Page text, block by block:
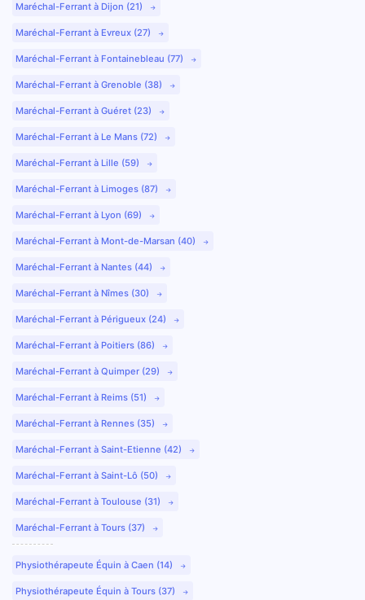
Maréchal-Ferrant à Dijon (21)
Maréchal-Ferrant à Evreux (27)
Maréchal-Ferrant à Fontainebleau (77)
Maréchal-Ferrant à Grenoble (38)
Maréchal-Ferrant à Guéret (23)
Maréchal-Ferrant à Le Mans (72)
Maréchal-Ferrant à Lille (59)
Maréchal-Ferrant à Limoges (87)
Maréchal-Ferrant à Lyon (69)
Maréchal-Ferrant à Mont-de-Marsan (40)
Maréchal-Ferrant à Nantes (44)
Maréchal-Ferrant à Nîmes (30)
Maréchal-Ferrant à Périgueux (24)
Maréchal-Ferrant à Poitiers (86)
Maréchal-Ferrant à Quimper (29)
Maréchal-Ferrant à Reims (51)
Maréchal-Ferrant à Rennes (35)
Maréchal-Ferrant à Saint-Etienne (42)
Maréchal-Ferrant à Saint-Lô (50)
Maréchal-Ferrant à Toulouse (31)
Maréchal-Ferrant à Tours (37)
Physiothérapeute Équin à Caen (14)
Physiothérapeute Équin à Tours (37)